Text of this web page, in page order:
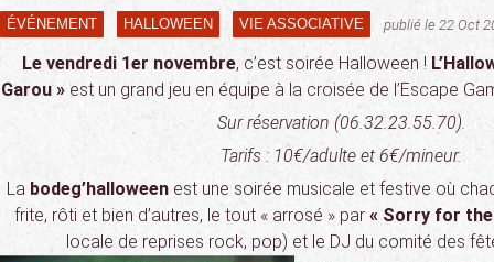
ÉVÉNEMENT HALLOWEEN VIE ASSOCIATIVE publié le 22 Oct
Le vendredi 1er novembre, c’est soirée Halloween !
Garou » est un grand jeu en équipe à la croisée de l’Escape
Sur réservation (06.32.23.55.70).
Tarifs : 10€/adulte et 6€/mineur.
La bodeg’halloween est une soirée musicale et festive où
frite, rôti et bien d’autres, le tout « arrosé » par« Sorry for
locale de reprises rock, pop) et le DJ du comité des